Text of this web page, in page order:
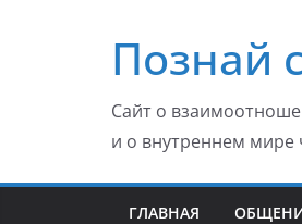
содержимомуПознай
Сайт о
и о внутреннем мире
ГЛАВНАЯ